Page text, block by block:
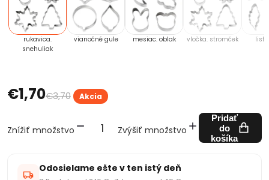
rukavica.
snehuliak
vianočné gule mesiac. oblak vločka. stromček list.
€1,70€3,70 Akcia
Znížiť množstvo Zvýšiť množstvo
Pridať
do
košíka
Odosielame ešte v ten istý deň